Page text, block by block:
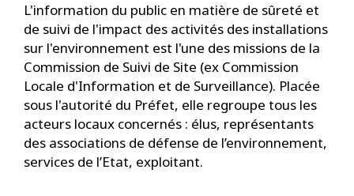
L'information du public en matière de sûreté et
de suivi de l'impact des activités des installations
sur l'environnement est l'une des missions de la
Commission de Suivi de Site (ex Commission
Locale d'Information et de Surveillance). Placée
sous l'autorité du Préfet, elle regroupe tous les
acteurs locaux concernés : élus, représentants
des associations de défense de l’environnement,
services de l’Etat, exploitant.